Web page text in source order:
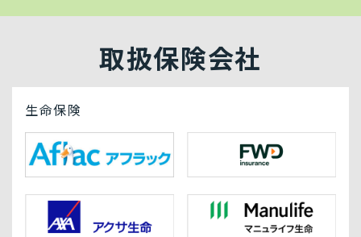
取扱保険会社
生命保険